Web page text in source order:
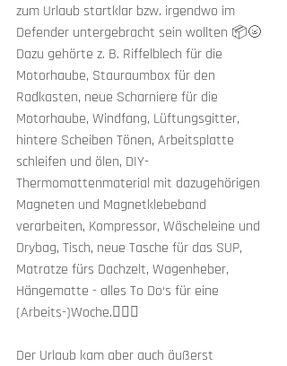
zum Urlaub startklar bzw. irgendwo im
Defender untergebracht sein wollten 📦🌝
Dazu gehörte z. B. Riffelblech für die
Motorhaube, Stauraumbox für den
Radkasten, neue Scharniere für die
Motorhaube, Windfang, Lüftungsgitter,
hintere Scheiben Tönen, Arbeitsplatte
schleifen und ölen, DIY-
Thermomattenmaterial mit dazugehörigen
Magneten und Magnetklebeband
verarbeiten, Kompressor, Wäscheleine und
Drybag, Tisch, neue Tasche für das SUP,
Matratze fürs Dachzelt, Wagenheber,
Hängematte - alles To Do‘s für eine
(Arbeits-)Woche.😮‍💨🔥
Der Urlaub kam aber auch äußerst